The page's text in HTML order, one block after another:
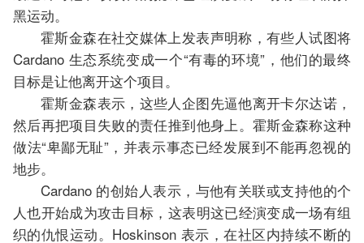
黑运动。
霍斯金森在社交媒体上发表声明称，有些人试图将
Cardano 生态系统变成一个“有毒的环境”，他们的最终
目标是让他离开这个项目。
霍斯金森表示，这些人企图先逼他离开卡尔达诺，
然后再把项目失败的责任推到他身上。霍斯金森称这种
做法“卑鄙无耻”，并表示事态已经发展到不能再忽视的
地步。
Cardano 的创始人表示，与他有关联或支持他的个
人也开始成为攻击目标，这表明这已经演变成一场有组
织的仇恨运动。Hoskinson 表示，在社区内持续不断的